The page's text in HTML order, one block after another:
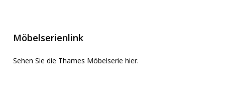
Möbelserienlink
Sehen Sie die Thames Möbelserie hier.